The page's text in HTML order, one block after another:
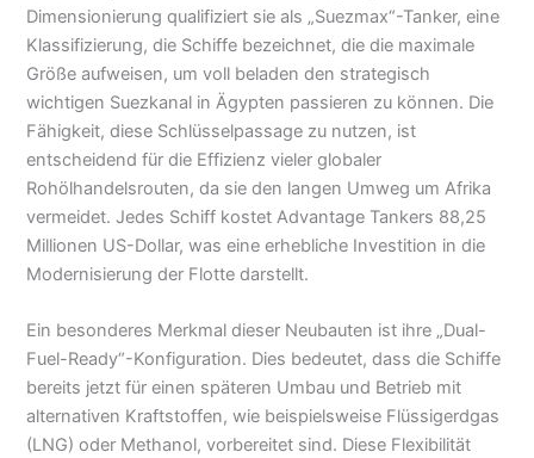
Dimensionierung qualifiziert sie als „Suezmax“-Tanker, eine
Klassifizierung, die Schiffe bezeichnet, die die maximale
Größe aufweisen, um voll beladen den strategisch
wichtigen Suezkanal in Ägypten passieren zu können. Die
Fähigkeit, diese Schlüsselpassage zu nutzen, ist
entscheidend für die Effizienz vieler globaler
Rohölhandelsrouten, da sie den langen Umweg um Afrika
vermeidet. Jedes Schiff kostet Advantage Tankers 88,25
Millionen US-Dollar, was eine erhebliche Investition in die
Modernisierung der Flotte darstellt.
Ein besonderes Merkmal dieser Neubauten ist ihre „Dual-
Fuel-Ready“-Konfiguration. Dies bedeutet, dass die Schiffe
bereits jetzt für einen späteren Umbau und Betrieb mit
alternativen Kraftstoffen, wie beispielsweise Flüssigerdgas
(LNG) oder Methanol, vorbereitet sind. Diese Flexibilität